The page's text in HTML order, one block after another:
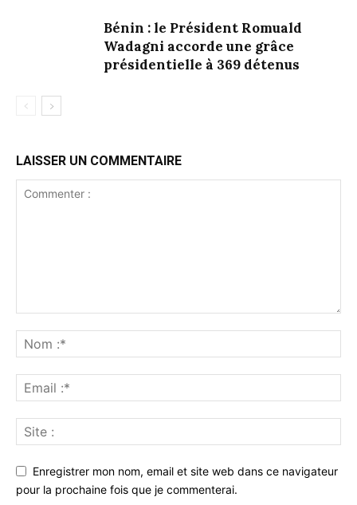
Bénin : le Président Romuald
Wadagni accorde une grâce
présidentielle à 369 détenus
LAISSER UN COMMENTAIRE
Enregistrer mon nom, email et site web dans ce navigateur
pour la prochaine fois que je commenterai.